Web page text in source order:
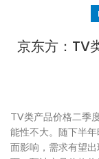
京东方：TV
TV类产品价格二季
能性不大。随下半
面影响，需求有望